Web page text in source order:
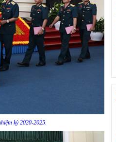
kỳ 2020-2025.